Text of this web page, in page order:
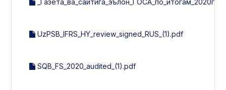
UzPSB_IFRS_HY_review_signed_RUS_(1).pdf
SQB_FS_2020_audited_(1).pdf